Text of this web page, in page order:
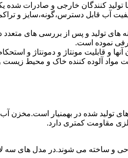
کنندگان خارجی و صادرات شده
آب قابل دسترس،گونه،سایز و
تولید و پس از بررسی های متعدد
نموده است.
مونتاژ و دمونتاژ و استحکام
آلوده کننده خاک و محیط زیست و
تولید شده در بهمنیار است.مخزن
مقاومت کمتری دارد.
و ساخته می شوند.در مدل های سه